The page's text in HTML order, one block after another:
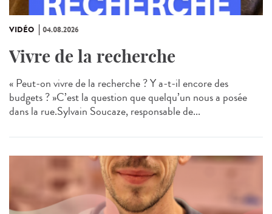
VIDÉO 04.08.2026
Vivre de la recherche
« Peut-on vivre de la recherche ? Y a-t-il encore des
budgets ? »C’est la question que quelqu’un nous a posée
dans la rue.Sylvain Soucaze, responsable de...